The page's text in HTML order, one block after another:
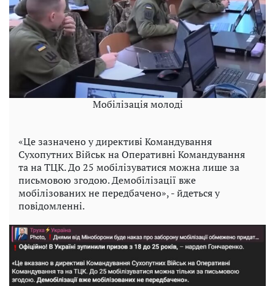
Мобілізація молоді
«Це зазначено у директиві Командування
Сухопутних Військ на Оперативні Командування
та на ТЦК. До 25 мобілізуватися можна лише за
письмовою згодою. Демобілізації вже
мобілізованих не передбачено», - йдеться у
повідомленні.